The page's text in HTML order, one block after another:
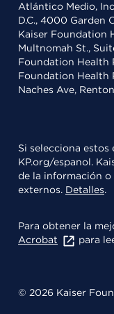
Atlántico Medio,
D.C., 4000 Garden
Kaiser Foundation
Multnomah St.,
Foundation Health
Foundation Health
Naches Ave,
Si selecciona estos
KP.org/espanol.
de la información
externos. Detalles.
Para obtener la
Acrobat
para
© 2026 Kaiser